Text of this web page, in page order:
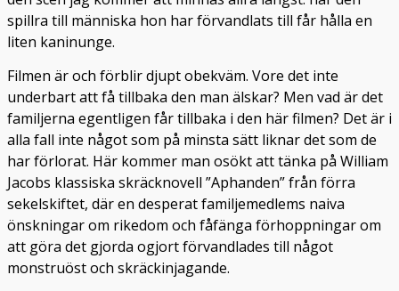
spillra till människa hon har förvandlats till får hålla en
liten kaninunge.
Filmen är och förblir djupt obekväm. Vore det inte
underbart att få tillbaka den man älskar? Men vad är det
familjerna egentligen får tillbaka i den här filmen? Det är i
alla fall inte något som på minsta sätt liknar det som de
har förlorat. Här kommer man osökt att tänka på William
Jacobs klassiska skräcknovell ”Aphanden” från förra
sekelskiftet, där en desperat familjemedlems naiva
önskningar om rikedom och fåfänga förhoppningar om
att göra det gjorda ogjort förvandlades till något
monstruöst och skräckinjagande.